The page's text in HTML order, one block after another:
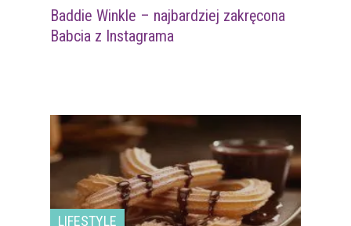
Baddie Winkle – najbardziej zakręcona
Babcia z Instagrama
LIFESTYLE